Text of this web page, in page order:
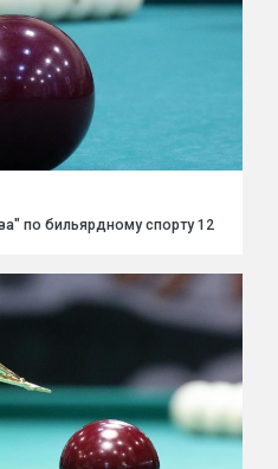
по бильярдному спорту 12